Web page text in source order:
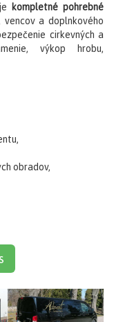
kompletné pohrebné
vencov a doplnkového
cirkevných a
výkop hrobu,
obradov,